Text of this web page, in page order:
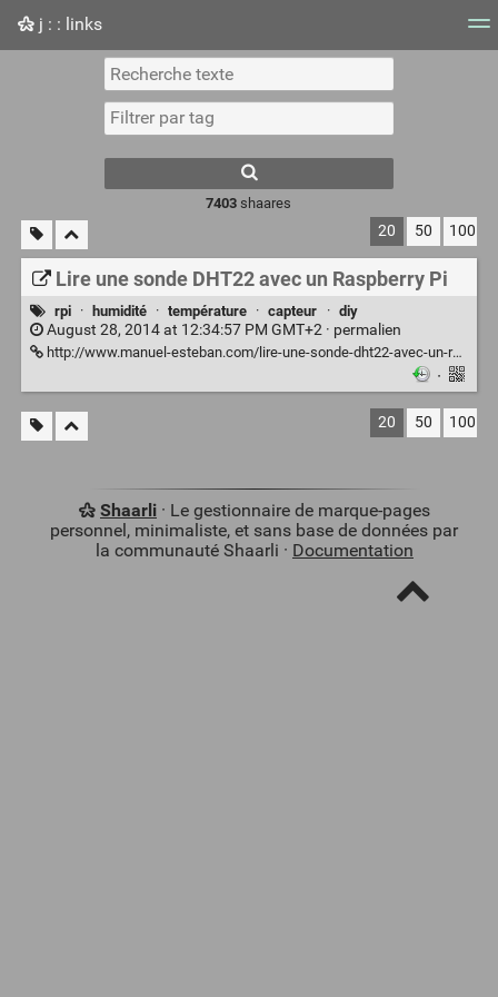
j : : links
Nuage de tags Mur d'images
7403 shaares
20 50 100
Lire une sonde DHT22 avec un Raspberry Pi
rpi · humidité · température · capteur · diy
August 28, 2014 at 12:34:57 PM GMT+2 · permalien
http://www.manuel-esteban.com/lire-une-sonde-dht22-avec-un-raspberry-pi/
·
20 50 100
Shaarli· Le gestionnaire de marque-pages
personnel, minimaliste, et sans base de données par
la communauté Shaarli · Documentation